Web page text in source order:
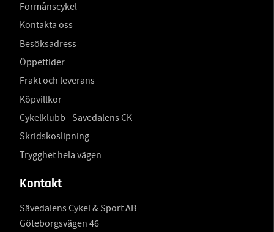
Förmånscykel
Kontakta oss
Besöksadress
Öppettider
Frakt och leverans
Köpvillkor
Cykelklubb - Sävedalens CK
Skridskoslipning
Trygghet hela vägen
Kontakt
Sävedalens Cykel & Sport AB
Göteborgsvägen 46